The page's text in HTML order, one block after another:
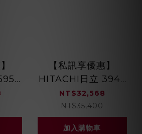
冷
分
【私訊享優惠】
HITACHI日立 394L
變頻三門電冰箱
RG41B / RG41BL (右
開/左開) 純淨自動製
NT$32,568
NT$35,400
加入購物車